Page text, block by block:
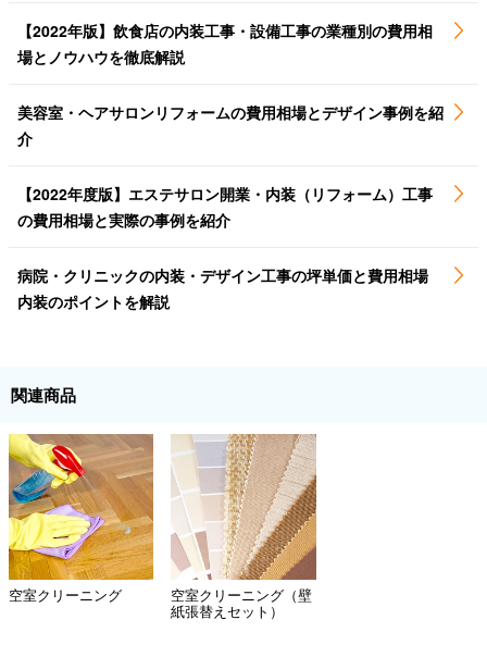
【2022年版】飲食店の内装工事・設備工事の業種別の費用相
場とノウハウを徹底解説
美容室・ヘアサロンリフォームの費用相場とデザイン事例を紹
介
【2022年度版】エステサロン開業・内装（リフォーム）工事
の費用相場と実際の事例を紹介
病院・クリニックの内装・デザイン工事の坪単価と費用相場
内装のポイントを解説
関連商品
空室クリーニング 空室クリーニング（壁
紙張替えセット）